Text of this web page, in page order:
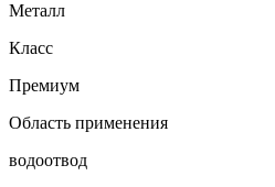
Металл
Класс
Премиум
Область применения
водоотвод